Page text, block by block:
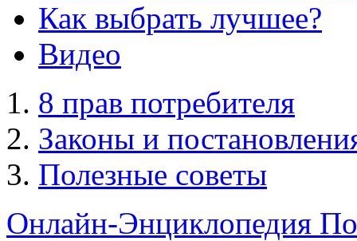
Как выбрать лучшее?
Видео
8 прав потребителя
Законы и
Полезные советы
Онлайн-Энциклопедия